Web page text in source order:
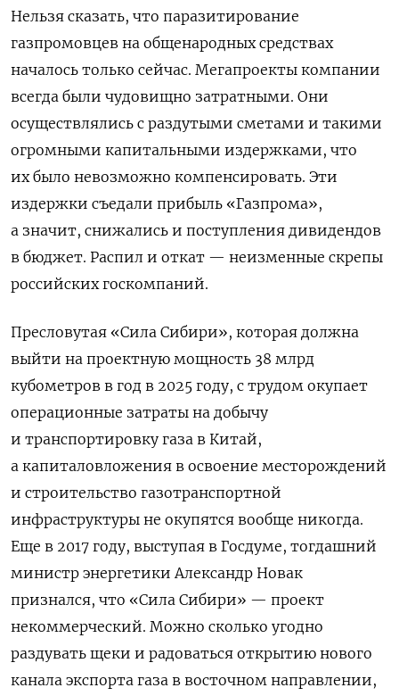
Нельзя сказать, что паразитирование
газпромовцев на общенародных средствах
началось только сейчас. Мегапроекты компании
всегда были чудовищно затратными. Они
осуществлялись с раздутыми сметами и такими
огромными капитальными издержками, что
их было невозможно компенсировать. Эти
издержки съедали прибыль «Газпрома»,
а значит, снижались и поступления дивидендов
в бюджет. Распил и откат — неизменные скрепы
российских госкомпаний.
Пресловутая «Сила Сибири», которая должна
выйти на проектную мощность 38 млрд
кубометров в год в 2025 году, с трудом окупает
операционные затраты на добычу
и транспортировку газа в Китай,
а капиталовложения в освоение месторождений
и строительство газотранспортной
инфраструктуры не окупятся вообще никогда.
Еще в 2017 году, выступая в Госдуме, тогдашний
министр энергетики Александр Новак
признался, что «Сила Сибири» — проект
некоммерческий. Можно сколько угодно
раздувать щеки и радоваться открытию нового
канала экспорта газа в восточном направлении,